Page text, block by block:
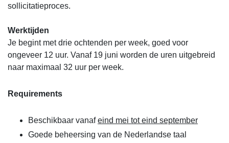
sollicitatieproces.
Werktijden
Je begint met drie ochtenden per week, goed voor
ongeveer 12 uur. Vanaf 19 juni worden de uren uitgebreid
naar maximaal 32 uur per week.
Requirements
Beschikbaar vanafeind mei tot eind september
Goede beheersing van de Nederlandse taal